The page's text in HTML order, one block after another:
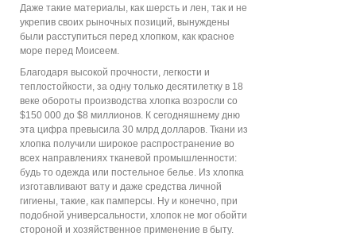
Даже такие материалы, как шерсть и лен, так и не
укрепив своих рыночных позиций, вынуждены
были расступиться перед хлопком, как красное
море перед Моисеем.
Благодаря высокой прочности, легкости и
теплостойкости, за одну только десятилетку в 18
веке обороты производства хлопка возросли со
$150 000 до $8 миллионов. К сегодняшнему дню
эта цифра превысила 30 млрд долларов. Ткани из
хлопка получили широкое распространение во
всех направлениях тканевой промышленности:
будь то одежда или постельное белье. Из хлопка
изготавливают вату и даже средства личной
гигиены, такие, как памперсы. Ну и конечно, при
подобной универсальности, хлопок не мог обойти
стороной и хозяйственное применение в быту.